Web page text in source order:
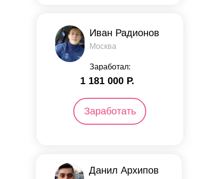
Иван Радионов
Москва
Заработал:
1 181 000 Р.
Заработать
Данил Архипов